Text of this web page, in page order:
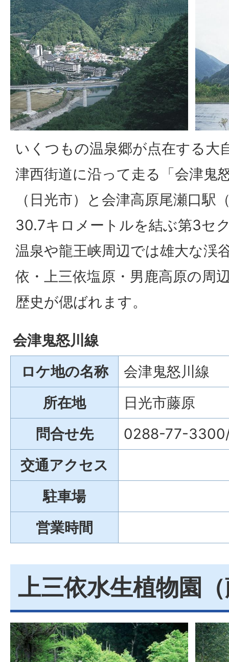
いくつもの温泉郷が点在する大
津西街道に沿って走る「会津鬼
（日光市）と会津高原尾瀬口駅
30.7キロメートルを結ぶ第3セ
温泉や龍王峡周辺では雄大な渓
依・上三依塩原・男鹿高原の周
歴史が偲ばれます。
会津鬼怒川線
ロケ地の名称
会津鬼怒川線
所在地
日光市藤原
問合せ先
0288-77-3300/
交通アクセス
駐車場
営業時間
上三依水生植物園